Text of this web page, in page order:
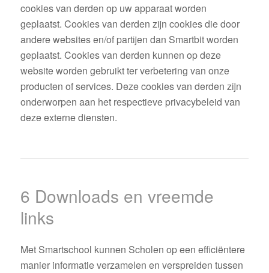
cookies van derden op uw apparaat worden
geplaatst. Cookies van derden zijn cookies die door
andere websites en/of partijen dan Smartbit worden
geplaatst. Cookies van derden kunnen op deze
website worden gebruikt ter verbetering van onze
producten of services. Deze cookies van derden zijn
onderworpen aan het respectieve privacybeleid van
deze externe diensten.
6 Downloads en vreemde
links
Met Smartschool kunnen Scholen op een efficiëntere
manier informatie verzamelen en verspreiden tussen